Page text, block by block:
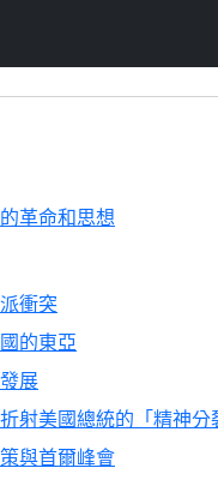
革命和思想
衝突
的東亞
展
射美國總統的「精神分
與首爾峰會